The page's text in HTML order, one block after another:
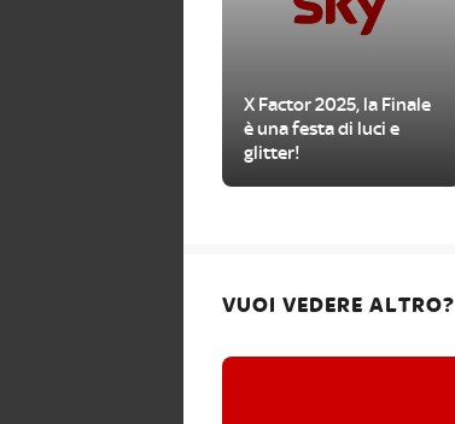
X Factor 2025, la Finale
è una festa di luci e
glitter!
VUOI VEDERE ALTRO?